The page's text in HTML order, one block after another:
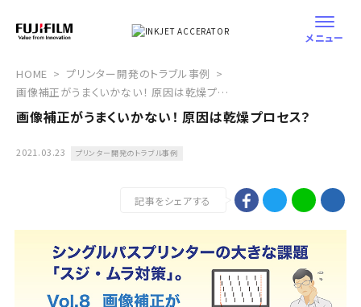
メニュー
HOME
プリンター開発のトラブル事例
画像補正がうまくいかない！ 原因は乾燥プロセス？
画像補正がうまくいかない！ 原因は乾燥プロセス？
2021.03.23 プリンター開発のトラブル事例
記事をシェアする